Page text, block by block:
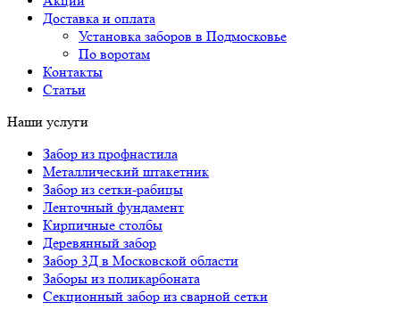
Доставка и оплата
Установка заборов в Подмосковье
По воротам
Контакты
Статьи
Наши услуги
Забор из профнастила
Металлический штакетник
Забор из сетки-рабицы
Ленточный фундамент
Кирпичные столбы
Деревянный забор
Забор 3Д в Московской области
Заборы из поликарбоната
Секционный забор из сварной сетки